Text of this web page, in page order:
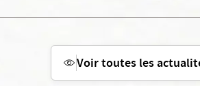
Voir toutes les